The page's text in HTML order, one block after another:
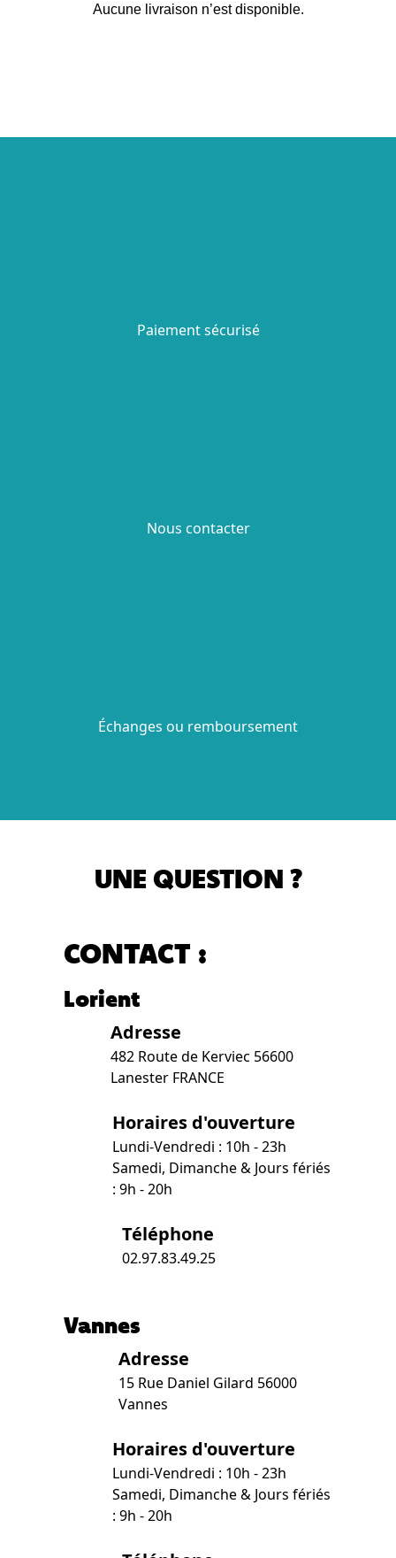
Aucune livraison n’est disponible.
Paiement sécurisé
Nous contacter
Échanges ou remboursement
UNE QUESTION ?
CONTACT :
Lorient
Adresse
482 Route de Kerviec 56600
Lanester FRANCE
Horaires d'ouverture
Lundi-Vendredi : 10h - 23h
Samedi, Dimanche & Jours fériés
: 9h - 20h
Téléphone
02.97.83.49.25
Vannes
Adresse
15 Rue Daniel Gilard 56000
Vannes
Horaires d'ouverture
Lundi-Vendredi : 10h - 23h
Samedi, Dimanche & Jours fériés
: 9h - 20h